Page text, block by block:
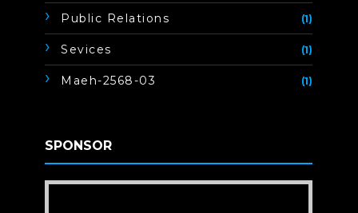
Public Relations (1)
Sevices (1)
Maeh-2568-03 (1)
SPONSOR